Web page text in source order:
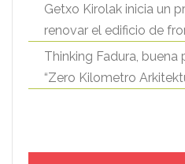
Getxo Kirolak inicia un
renovar el edificio de
Thinking Fadura,
“Zero Kilometro